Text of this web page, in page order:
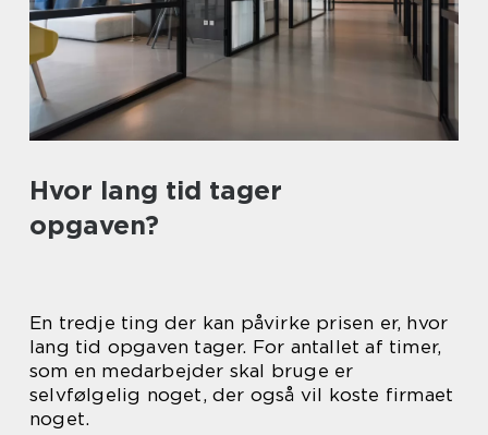
Hvor lang tid tager
opgaven?
En tredje ting der kan påvirke prisen er, hvor
lang tid opgaven tager. For antallet af timer,
som en medarbejder skal bruge er
selvfølgelig noget, der også vil koste firmaet
noget.